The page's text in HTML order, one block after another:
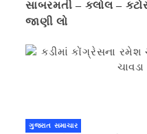
સાબરમતી – કલોલ –
જાણી લો
ગુજરાત સમાચાર